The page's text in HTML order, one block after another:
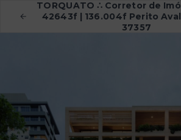
TORQUATO ∴ Corretor de
42643f | 136.004f Perito
37357